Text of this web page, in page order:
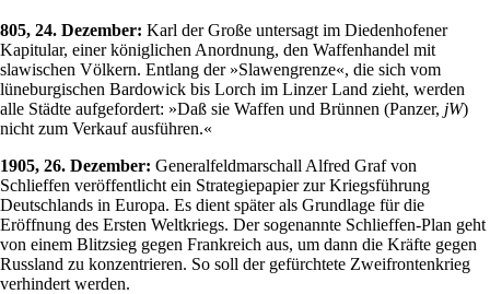
805, 24. Dezember: Karl der Große untersagt im Diedenhofener
Kapitular, einer königlichen Anordnung, den Waffenhandel mit
slawischen Völkern. Entlang der »Slawengrenze«, die sich vom
lüneburgischen Bardowick bis Lorch im Linzer Land zieht, werden
alle Städte aufgefordert: »Daß sie Waffen und Brünnen (Panzer, jW)
nicht zum Verkauf ausführen.«
1905, 26. Dezember: Generalfeldmarschall Alfred Graf von
Schlieffen veröffentlicht ein Strategiepapier zur Kriegsführung
Deutschlands in Europa. Es dient später als Grundlage für die
Eröffnung des Ersten Weltkriegs. Der sogenannte Schlieffen-Plan geht
von einem Blitzsieg gegen Frankreich aus, um dann die Kräfte gegen
Russland zu konzentrieren. So soll der gefürchtete Zweifrontenkrieg
verhindert werden.